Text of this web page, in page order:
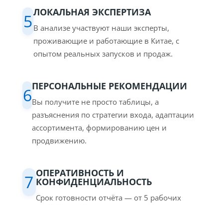
5ЛОКАЛЬНАЯ ЭКСПЕРТИЗА
В анализе участвуют наши эксперты,
проживающие и работающие в Китае, с
опытом реальных запусков и продаж.
6ПЕРСОНАЛЬНЫЕ РЕКОМЕНДАЦИИ
Вы получите не просто таблицы, а
разъяснения по стратегии входа, адаптации
ассортимента, формированию цен и
продвижению.
7 ОПЕРАТИВНОСТЬ И
КОНФИДЕНЦИАЛЬНОСТЬ
Срок готовности отчёта — от 5 рабочих